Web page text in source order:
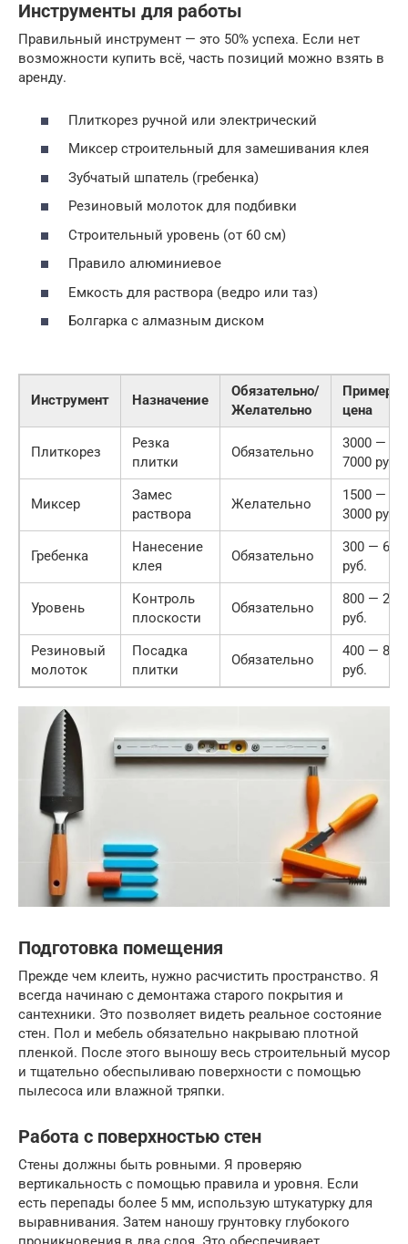
Инструменты для работы
Правильный инструмент — это 50% успеха. Если нет
возможности купить всё, часть позиций можно взять в
аренду.
Плиткорез ручной или электрический
Миксер строительный для замешивания клея
Зубчатый шпатель (гребенка)
Резиновый молоток для подбивки
Строительный уровень (от 60 см)
Правило алюминиевое
Емкость для раствора (ведро или таз)
Болгарка с алмазным диском
Инструмент Назначение
Обязательно/
Желательно
цена
Плиткорез
Резка
плитки
Обязательно
3000 —
7000 руб.
Миксер
Замес
раствора
Желательно
1500 —
3000 руб.
Гребенка
Нанесение
клея
Обязательно
300 — 600
руб.
Уровень
Контроль
плоскости
Обязательно
800 —
руб.
Резиновый
молоток
Посадка
плитки
Обязательно
400 — 800
руб.
Подготовка помещения
Прежде чем клеить, нужно расчистить пространство. Я
всегда начинаю с демонтажа старого покрытия и
сантехники. Это позволяет видеть реальное состояние
стен. Пол и мебель обязательно накрываю плотной
пленкой. После этого выношу весь строительный мусор
и тщательно обеспыливаю поверхности с помощью
пылесоса или влажной тряпки.
Работа с поверхностью стен
Стены должны быть ровными. Я проверяю
вертикальность с помощью правила и уровня. Если
есть перепады более 5 мм, использую штукатурку для
выравнивания. Затем наношу грунтовку глубокого